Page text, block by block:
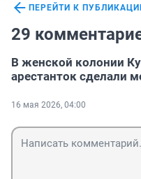
ПЕРЕЙТИ К
29
В женской колонии
арестанток сделали
16 мая 2026, 04:00